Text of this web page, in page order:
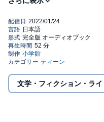
し！シャンパンコールは、
実力派音楽クリエイターが制
◆STORY ここは、ホストが
う函洛学園高等部には、普通
リンセス”に選ばれてしまい･･
文学・フィクション・ラ